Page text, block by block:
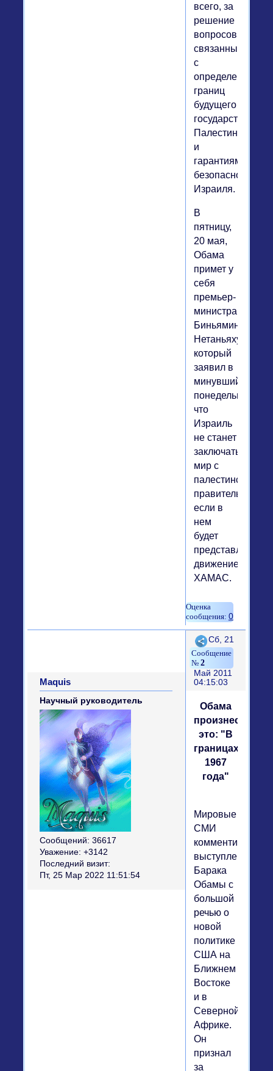
всего, за
решение
вопросов,
связанных
с
определением
границ
будущего
государства
Палестина
и
гарантиями
безопасности
Израиля.
В
пятницу,
20 мая,
Обама
примет у
себя
премьер-
министра
Биньямина
Нетаньяху,
который
заявил в
минувший
понедельник,
что
Израиль
не станет
заключать
мир с
палестинским
правительством,
если в
нем
будет
представлено
движение
ХАМАС.
0
Поделиться
2
Сб, 21
Май 2011
04:15:03
Maquis
Научный руководитель
Сообщений: 36617
Уважение: +3142
Последний визит:
Пт, 25 Мар 2022 11:51:54
Обама
произнес
это: "В
границах
1967
года"
Мировые
СМИ
комментируют
выступление
Барака
Обамы с
большой
речью о
новой
политике
США на
Ближнем
Востоке
и в
Северной
Африке.
Он
признал
за